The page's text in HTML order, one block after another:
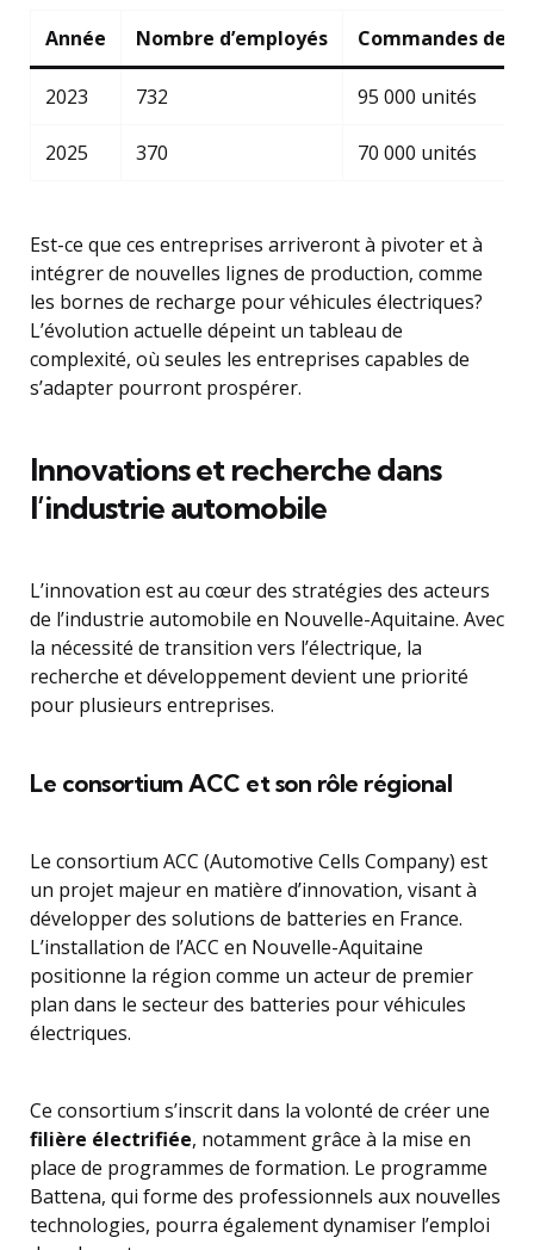
Année Nombre d’employés Commandes de
2023 732 95 000 unités
2025 370 70 000 unités
Est-ce que ces entreprises arriveront à pivoter et à
intégrer de nouvelles lignes de production, comme
les bornes de recharge pour véhicules électriques?
L’évolution actuelle dépeint un tableau de
complexité, où seules les entreprises capables de
s’adapter pourront prospérer.
Innovations et recherche dans
l’industrie automobile
L’innovation est au cœur des stratégies des acteurs
de l’industrie automobile en Nouvelle-Aquitaine. Avec
la nécessité de transition vers l’électrique, la
recherche et développement devient une priorité
pour plusieurs entreprises.
Le consortium ACC et son rôle régional
Le consortium ACC (Automotive Cells Company) est
un projet majeur en matière d’innovation, visant à
développer des solutions de batteries en France.
L’installation de l’ACC en Nouvelle-Aquitaine
positionne la région comme un acteur de premier
plan dans le secteur des batteries pour véhicules
électriques.
Ce consortium s’inscrit dans la volonté de créer une
filière électrifiée, notamment grâce à la mise en
place de programmes de formation. Le programme
Battena, qui forme des professionnels aux nouvelles
technologies, pourra également dynamiser l’emploi